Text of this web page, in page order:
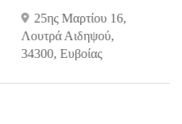
25ης Μαρτίου 16,
Αιδηψού,
Ευβοίας